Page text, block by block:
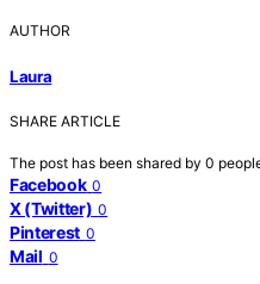
AUTHOR
Laura
SHARE ARTICLE
The post has been shared by 0
Facebook 0
X (Twitter) 0
Pinterest 0
Mail 0